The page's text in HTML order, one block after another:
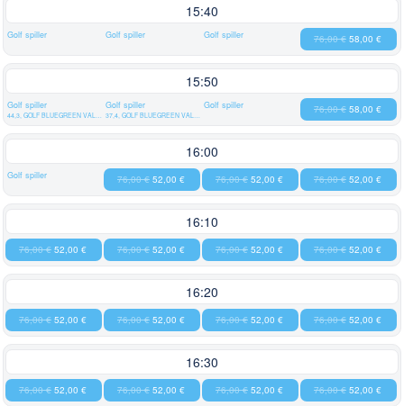
15:40
Golf spiller Golf spiller Golf spiller 76,00 € 58,00 €
15:50
Golf spiller Golf spiller Golf spiller 76,00 € 58,00 €
16:00
Golf spiller 76,00 € 52,00 € 76,00 € 52,00 € 76,00 € 52,00 €
16:10
76,00 € 52,00 € 76,00 € 52,00 € 76,00 € 52,00 € 76,00 € 52,00 €
16:20
76,00 € 52,00 € 76,00 € 52,00 € 76,00 € 52,00 € 76,00 € 52,00 €
16:30
76,00 € 52,00 € 76,00 € 52,00 € 76,00 € 52,00 € 76,00 € 52,00 €